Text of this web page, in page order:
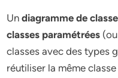
Undiagramme de
classes paramétrées
classes avec des types
réutiliser la même